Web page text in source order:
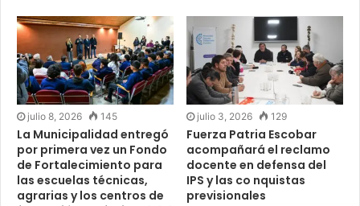
julio 8, 2026 145
La Municipalidad entregó
por primera vez un Fondo
de Fortalecimiento para
las escuelas técnicas,
agrarias y los centros de
julio 3, 2026 129
Fuerza Patria Escobar
acompañará el reclamo
docente en defensa del
IPS y las co nquistas
previsionales